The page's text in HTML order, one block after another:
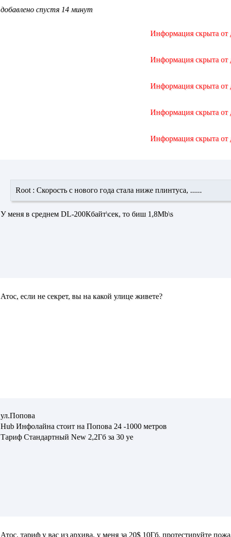
добавлено спустя 14 минут
Информация скрыта от
Информация скрыта от
Информация скрыта от
Информация скрыта от
Информация скрыта от
Root : Скорость с нового года стала ниже плинтуса, ......
У меня в среднем DL-200Кбайт\сек, то биш 1,8Мb\s
Атос, если не секрет, вы на какой улице живете?
ул.Попова
Hub Инфолайна стоит на Попова 24 -1000 метров
Тариф Стандартный New 2,2Гб за 30 уе
Атос, тариф у вас из архива, у меня за 20$ 10Гб, протестируйте